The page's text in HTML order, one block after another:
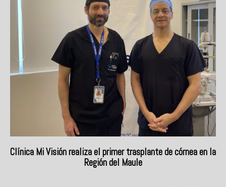
Clínica Mi Visión realiza el primer trasplante de córnea en la
Región del Maule